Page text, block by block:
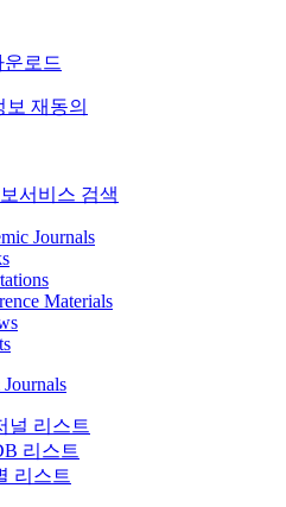
로드
보 재동의
서비스 검색
Journals
Materials
널 리스트
리스트
리스트